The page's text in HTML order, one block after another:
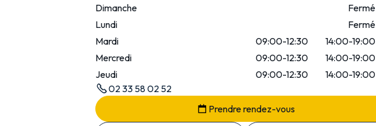
Dimanche
Fermé
Lundi
Fermé
Mardi
09:00-12:30
14:00-19:00
Mercredi
09:00-12:30
14:00-19:00
Jeudi
09:00-12:30
14:00-19:00
02 33 58 02 52
Prendre rendez-vous